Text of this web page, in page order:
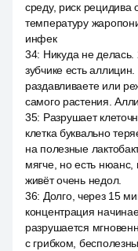
среду, риск рецидива
температуру
инфек
34: Никуда не
зубчике есть
раздавливаете или
самого растения.
35: Разрушает
клетка буквально
на полезные
мягче, но есть
живёт очень недол.
36: Долго, через 15
концентрация
разрушается
с грибком,